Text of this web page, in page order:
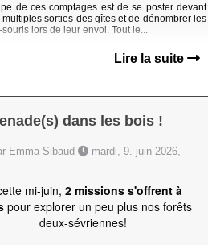
de ces comptages est de se poster devant
sorties des gîtes et de dénombrer les
lors de leur envol. Tout le...
Lire la suite
dans les bois !
Emma Sibaud
mardi, 9. juin 2026,
mi-juin, 2 missions s'offrent à
pour explorer un peu plus nos forêts
deux-sévriennes!